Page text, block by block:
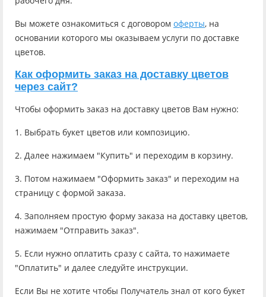
Вы можете ознакомиться с договором оферты, на
основании которого мы оказываем услуги по доставке
цветов.
Как оформить заказ на доставку цветов
через сайт?
Чтобы оформить заказ на доставку цветов Вам нужно:
1. Выбрать букет цветов или композицию.
2. Далее нажимаем "Купить" и переходим в корзину.
3. Потом нажимаем "Оформить заказ" и переходим на
страницу с формой заказа.
4. Заполняем простую форму заказа на доставку цветов,
нажимаем "Отправить заказ".
5. Если нужно оплатить сразу с сайта, то нажимаете
"Оплатить" и далее следуйте инструкции.
Если Вы не хотите чтобы Получатель знал от кого букет